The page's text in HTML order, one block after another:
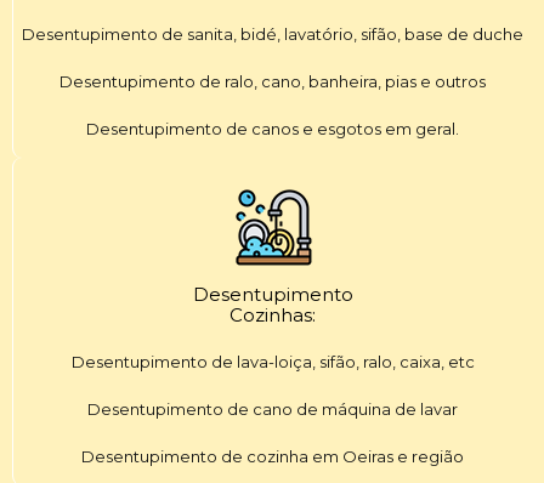
Desentupimento de sanita, bidé, lavatório, sifão, base de duche
Desentupimento de ralo, cano, banheira, pias e outros
Desentupimento de canos e esgotos em geral.
Desentupimento
Cozinhas:
Desentupimento de lava-loiça, sifão, ralo, caixa, etc
Desentupimento de cano de máquina de lavar
Desentupimento de cozinha em Oeiras e região